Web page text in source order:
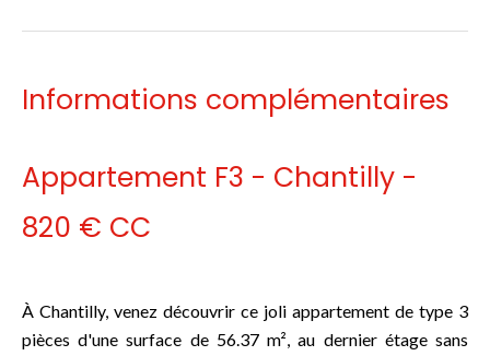
Informations complémentaires
Appartement F3 - Chantilly -
820 € CC
À Chantilly, venez découvrir ce joli appartement de type 3
pièces d'une surface de 56.37 m², au dernier étage sans